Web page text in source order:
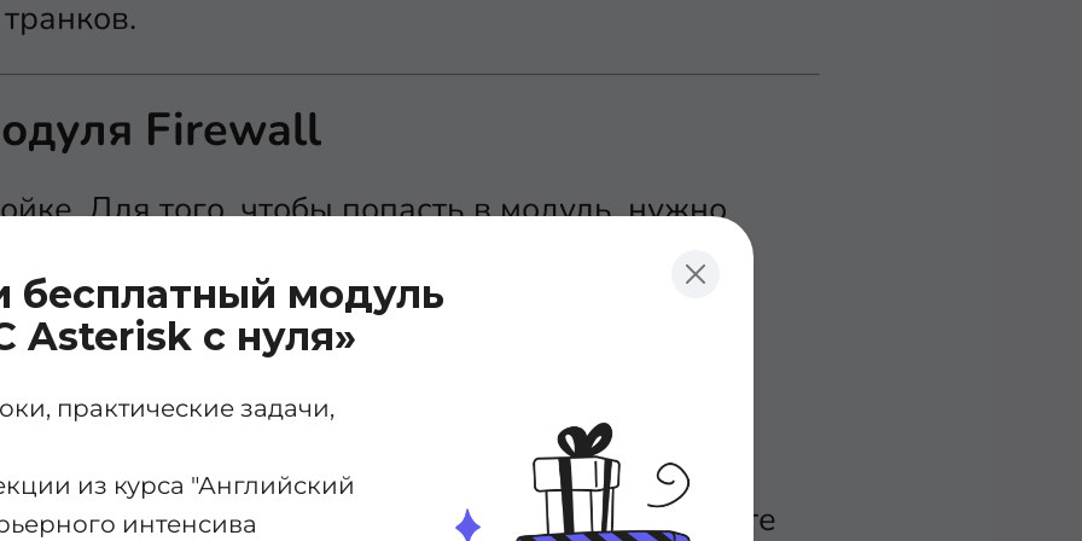
бесплатный модуль
Asterisk с нуля»
практические задачи,
из курса "Английский
интенсива
Firewall
Для того, чтобы попасть в модуль, нужно
пути:
, откроется
нажмите кнопку Enable Firewall. Обратите